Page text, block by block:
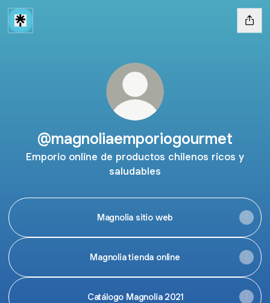
@magnoliaemporiogourmet
Emporio online de productos chilenos ricos y
saludables
Magnolia sitio web
Magnolia tienda online
Catálogo Magnolia 2021